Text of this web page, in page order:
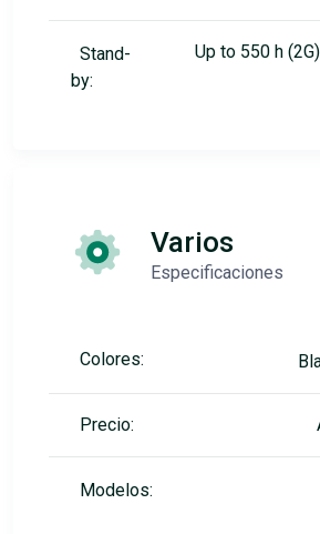
Stand-
by:
Up to 550 h
Varios
Especificaciones
Colores:
Precio:
Modelos: